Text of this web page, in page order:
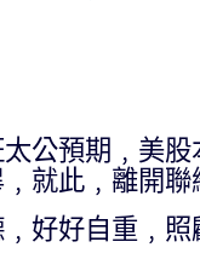
公預期﹐美
就此﹐離開
好好自重﹐